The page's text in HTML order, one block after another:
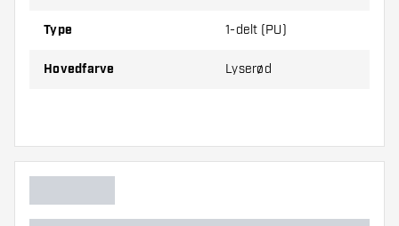
Den høje tæthed i materialet sikrer, at
Type 1-delt (PU)
Hovedfarve Lyserød